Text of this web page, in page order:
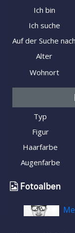
Ich bin
Ich suche
Auf der Suche nach
Alter
Wohnort
Typ
Figur
Haarfarbe
Augenfarbe
Fotoalben